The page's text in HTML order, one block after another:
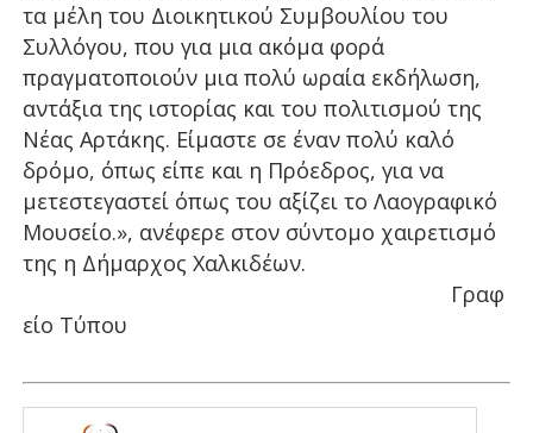
τα μέλη του Διοικητικού Συμβουλίου του
Συλλόγου, που για μια ακόμα φορά
πραγματοποιούν μια πολύ ωραία εκδήλωση,
αντάξια της ιστορίας και του πολιτισμού της
Νέας Αρτάκης. Είμαστε σε έναν πολύ καλό
δρόμο, όπως είπε και η Πρόεδρος, για να
μετεστεγαστεί όπως του αξίζει το Λαογραφικό
Μουσείο.», ανέφερε στον σύντομο χαιρετισμό
της η Δήμαρχος Χαλκιδέων.
Γραφ
είο Τύπου